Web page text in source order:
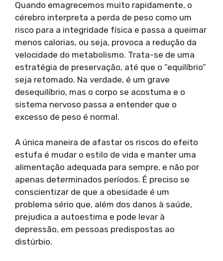
Quando emagrecemos muito rapidamente, o
cérebro interpreta a perda de peso como um
risco para a integridade física e passa a queimar
menos calorias, ou seja, provoca a redução da
velocidade do metabolismo. Trata-se de uma
estratégia de preservação, até que o “equilíbrio”
seja retomado. Na verdade, é um grave
desequilíbrio, mas o corpo se acostuma e o
sistema nervoso passa a entender que o
excesso de peso é normal.
A única maneira de afastar os riscos do efeito
estufa é mudar o estilo de vida e manter uma
alimentação adequada para sempre, e não por
apenas determinados períodos. É preciso se
conscientizar de que a obesidade é um
problema sério que, além dos danos à saúde,
prejudica a autoestima e pode levar à
depressão, em pessoas predispostas ao
distúrbio.